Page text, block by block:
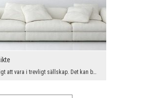
Det är alltid trevligt att vara i trevligt sällskap. Det kan bara vara en person som placeras på ...